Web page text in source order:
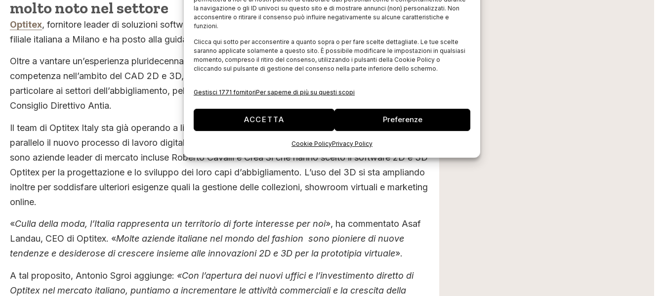
la navigazione o gli ID univoci su questo sito e di mostrare annunci (non) personalizzati. Non
acconsentire o ritirare il consenso può influire negativamente su alcune caratteristiche e
funzioni.
Clicca qui sotto per acconsentire a quanto sopra o per fare scelte dettagliate. Le tue scelte
saranno applicate solamente a questo sito. È possibile modificare le impostazioni in qualsiasi
momento, compreso il ritiro del consenso, utilizzando i pulsanti della Cookie Policy o
cliccando sul pulsante di gestione del consenso nella parte inferiore dello schermo.
Gestisci 1771 fornitoriPer saperne di più su questi scopi
ACCETTA Preferenze
Cookie PolicyPrivacy Policy
molto noto nel settore
Optitex, fornitore leader di soluzioni software CAD/CAM 2D e prototipia virtuale 3D, ha aperto la sua
filiale italiana a Milano e ha posto alla guida del team Antonio Sgroi, nome molto noto nel settore.
Oltre a vantare un’esperienza pluridecennale nel mondo del fashion, Antonio Sgroi ha una significativa
competenza nell’ambito del CAD 2D e 3D, del PLM, delle soluzioni CAD/CAM e dei servizi correlati in
particolare ai settori dell’abbigliamento, pelletteria e arredamento. Dal 2011, è anche membro del
Consiglio Direttivo Antia.
Il team di Optitex Italy sta già operando a livello locale supportando i clienti acquisiti e promuovendo in
parallelo il nuovo processo di lavoro digitale ad un numero sempre crescente di società. Tra queste, vi
sono aziende leader di mercato incluse Roberto Cavalli e Crea Si che hanno scelto il software 2D e 3D
Optitex per la progettazione e lo sviluppo dei loro capi d’abbigliamento. L’uso del 3D si sta ampliando
inoltre per soddisfare ulteriori esigenze quali la gestione delle collezioni, showroom virtuali e marketing
online.
«Culla della moda, l’Italia rappresenta un territorio di forte interesse per noi», ha commentato Asaf
Landau, CEO di Optitex. «Molte aziende italiane nel mondo del fashion sono pioniere di nuove
tendenze e desiderose di crescere insieme alle innovazioni 2D e 3D per la prototipia virtuale».
A tal proposito, Antonio Sgroi aggiunge: «Con l’apertura dei nuovi uffici e l’investimento diretto di
Optitex nel mercato italiano, puntiamo a incrementare le attività commerciali e la crescita della